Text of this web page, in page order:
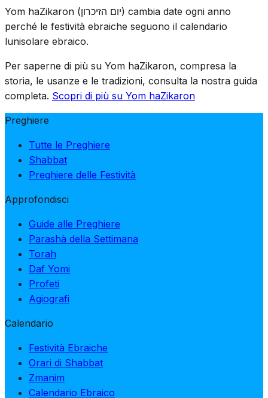
commemorativi. La giornata è segnata da assemblee
solenni, la lettura dei nomi dei caduti e l'accensione di
candele commemorative.
Yom haZikaron (יום הזיכרון) cambia date ogni anno
perché le festività ebraiche seguono il calendario
lunisolare ebraico.
Per saperne di più su Yom haZikaron, compresa la
storia, le usanze e le tradizioni, consulta la nostra guida
completa. Scopri di più su Yom haZikaron
Preghiere
Tutte le Preghiere
Shabbat
Preghiere delle Festività
Approfondisci
Guide alle Preghiere
Parashà della Settimana
Torah
Daf Yomi
Profeti
Agiografi
Calendario
Festività Ebraiche
Orari di Shabbat
Zmanim
Calendario Ebraico